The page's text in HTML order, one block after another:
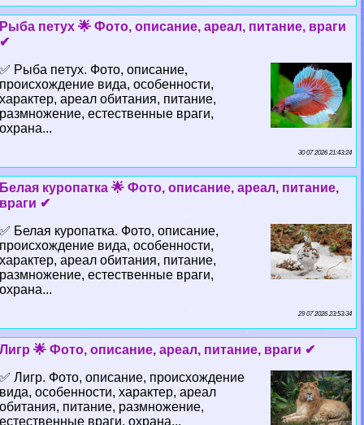
Рыба пeтyx 🌟 Фото, описание, ареал, питание, враги
✔
✅ Рыба пeтyx. Фото, описание,
происхождение вида, особенности,
хаpaктер, ареал обитания, питание,
размножение, естественные враги,
охрана...
30 07 2026 21:43:24
Белая куропатка 🌟 Фото, описание, ареал, питание,
враги ✔
✅ Белая куропатка. Фото, описание,
происхождение вида, особенности,
хаpaктер, ареал обитания, питание,
размножение, естественные враги,
охрана...
29 07 2026 23:53:34
Лигр 🌟 Фото, описание, ареал, питание, враги ✔
✅ Лигр. Фото, описание, происхождение
вида, особенности, хаpaктер, ареал
обитания, питание, размножение,
естественные враги, охрана...